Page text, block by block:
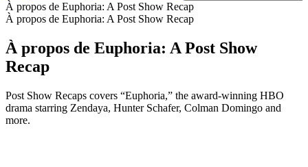
À propos de Euphoria: A Post Show Recap
À propos de Euphoria: A Post Show Recap
À propos de Euphoria: A Post Show
Recap
Post Show Recaps covers “Euphoria,” the award-winning HBO
drama starring Zendaya, Hunter Schafer, Colman Domingo and
more.